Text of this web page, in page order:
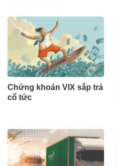
Chứng khoán VIX sắp trả
cổ tức